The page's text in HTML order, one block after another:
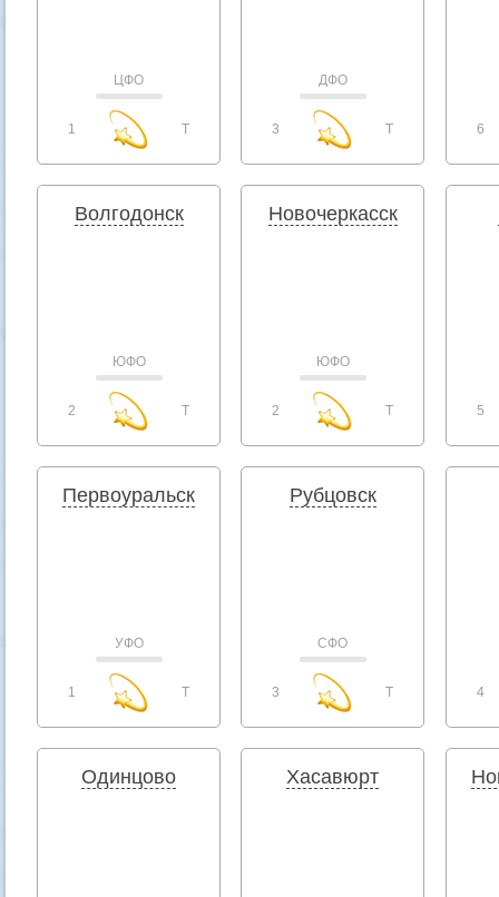
ЦФО
1 T
ДФО
3 T 6
Волгодонск
ЮФО
2 T
Новочеркасск
ЮФО
2 T 5
Первоуральск
УФО
1 T
Рубцовск
СФО
3 T 4
Одинцово Хасавюрт